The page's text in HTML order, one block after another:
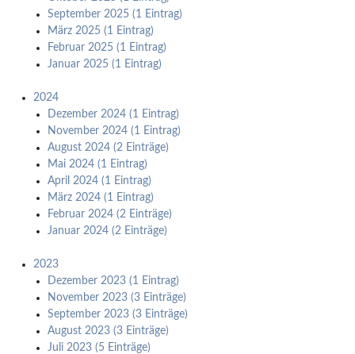
September 2025 (1 Eintrag)
März 2025 (1 Eintrag)
Februar 2025 (1 Eintrag)
Januar 2025 (1 Eintrag)
2024
Dezember 2024 (1 Eintrag)
November 2024 (1 Eintrag)
August 2024 (2 Einträge)
Mai 2024 (1 Eintrag)
April 2024 (1 Eintrag)
März 2024 (1 Eintrag)
Februar 2024 (2 Einträge)
Januar 2024 (2 Einträge)
2023
Dezember 2023 (1 Eintrag)
November 2023 (3 Einträge)
September 2023 (3 Einträge)
August 2023 (3 Einträge)
Juli 2023 (5 Einträge)